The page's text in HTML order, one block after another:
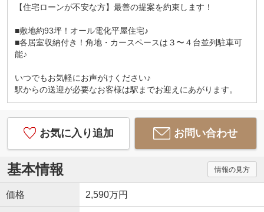
【住宅ローンが不安な方】最善の提案を約束します！
■敷地約93坪！オール電化平屋住宅♪
■各居室収納付き！角地・カースペースは３〜４台並列駐車可
能♪
いつでもお気軽にお声がけください♪
駅からの送迎が必要なお客様は駅までお迎えにあがります。
お気に入り追加 お問い合わせ
基本情報 情報の見方
価格 2,590万円